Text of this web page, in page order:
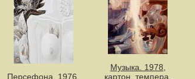
Персефона. 1976,
Музыка. 1978,
картон, темпера,